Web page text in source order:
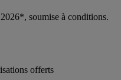
soumise à conditions.
offerts